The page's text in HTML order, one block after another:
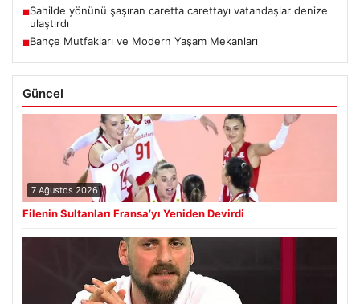
■Sahilde yönünü şaşıran caretta carettayı vatandaşlar denize
ulaştırdı
■Bahçe Mutfakları ve Modern Yaşam Mekanları
Güncel
7 Ağustos 2026
Filenin Sultanları Fransa’yı Yeniden Devirdi